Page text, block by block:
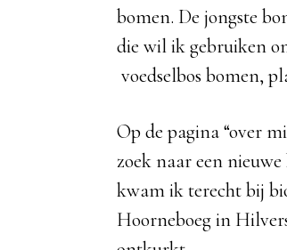
bomen. De jongste
die wil ik gebruiken
voedselbos bomen,
Op de pagina “over
zoek naar een
kwam ik terecht bij
Hoorneboeg in